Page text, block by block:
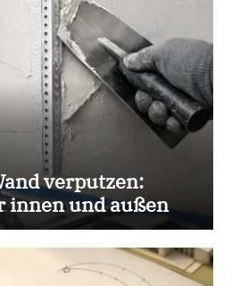
verputzen:
innen und außen